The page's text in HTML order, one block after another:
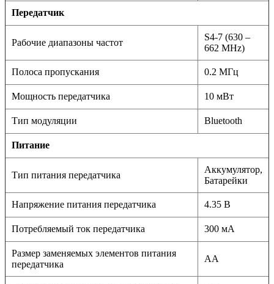
Передатчик
Рабочие диапазоны частот
S4-7 (630 –
662 MHz)
Полоса пропускания 0.2 МГц
Мощность передатчика 10 мВт
Тип модуляции Bluetooth
Питание
Тип питания передатчика
Аккумулятор,
Батарейки
Напряжение питания передатчика 4.35 В
Потребляемый ток передатчика 300 мА
Размер заменяемых элементов питания
передатчика
АА